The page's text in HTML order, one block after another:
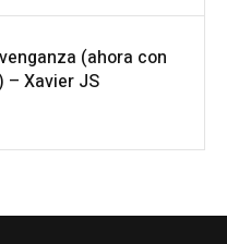
(ahora con
– Xavier JS